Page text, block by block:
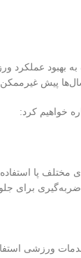
عملکرد
پیش
خواهیم کرد:
پا استفاده
ضربه‌گیری برای
ورزشی